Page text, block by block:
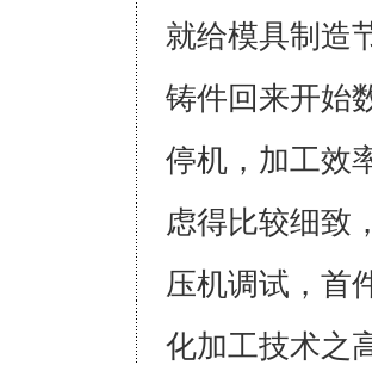
就给模具制造
铸件回来开始
停机，加工效
虑得比较细致
压机调试，首
化加工技术之